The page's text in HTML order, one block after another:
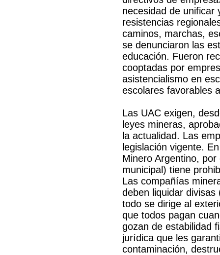
necesidad de unificar
resistencias
caminos, marchas,
se denunciaron las
educación. Fueron
cooptadas por
asistencialismo en
escolares favorables
Las UAC exigen,
leyes mineras,
la actualidad. Las
legislación vigente.
Minero Argentino,
municipal) tiene
Las compañías
deben liquidar
todo se dirige al
que todos pagan
gozan de estabilidad
jurídica que les
contaminación,